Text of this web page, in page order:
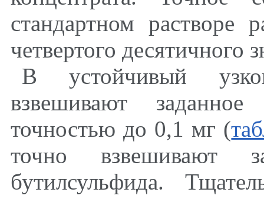
стандартном растворе
четвертого десятичного
В устойчивый
взвешивают
точностью до 0,1 мг (
точно взвешивают
бутилсульфида.